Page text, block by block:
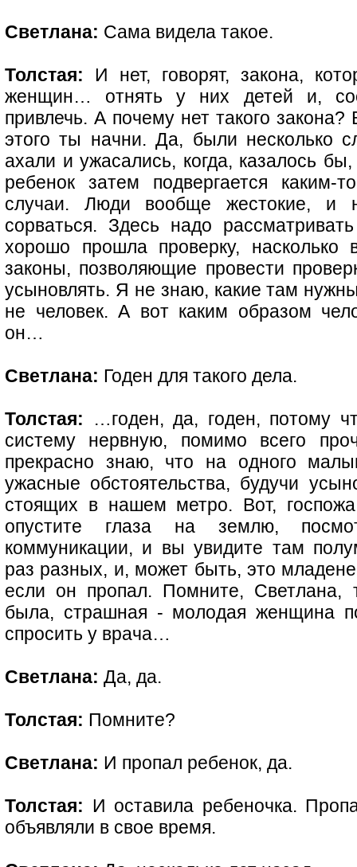
Светлана: Сама видела такое.
Толстая: И нет, говорят, закона,
женщин… отнять у них детей и,
привлечь. А почему нет такого
этого ты начни. Да, были несколько
ахали и ужасались, когда, казалось
ребенок затем подвергается каким-
случаи. Люди вообще жестокие, и
сорваться. Здесь надо
хорошо прошла проверку,
законы, позволяющие провести
усыновлять. Я не знаю, какие там
не человек. А вот каким образом
он…
Светлана: Годен для такого дела.
Толстая: …годен, да, годен, потому
систему нервную, помимо всего
прекрасно знаю, что на одного
ужасные обстоятельства, будучи
стоящих в нашем метро. Вот,
опустите глаза на землю,
коммуникации, и вы увидите там
раз разных, и, может быть, это
если он пропал. Помните, Светлана,
была, страшная - молодая женщина
спросить у врача…
Светлана: Да, да.
Толстая: Помните?
Светлана: И пропал ребенок, да.
Толстая: И оставила ребеночка.
объявляли в свое время.